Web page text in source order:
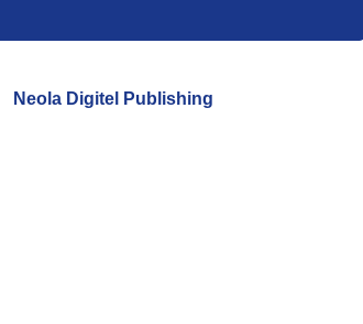
Neola Digitel Publishing